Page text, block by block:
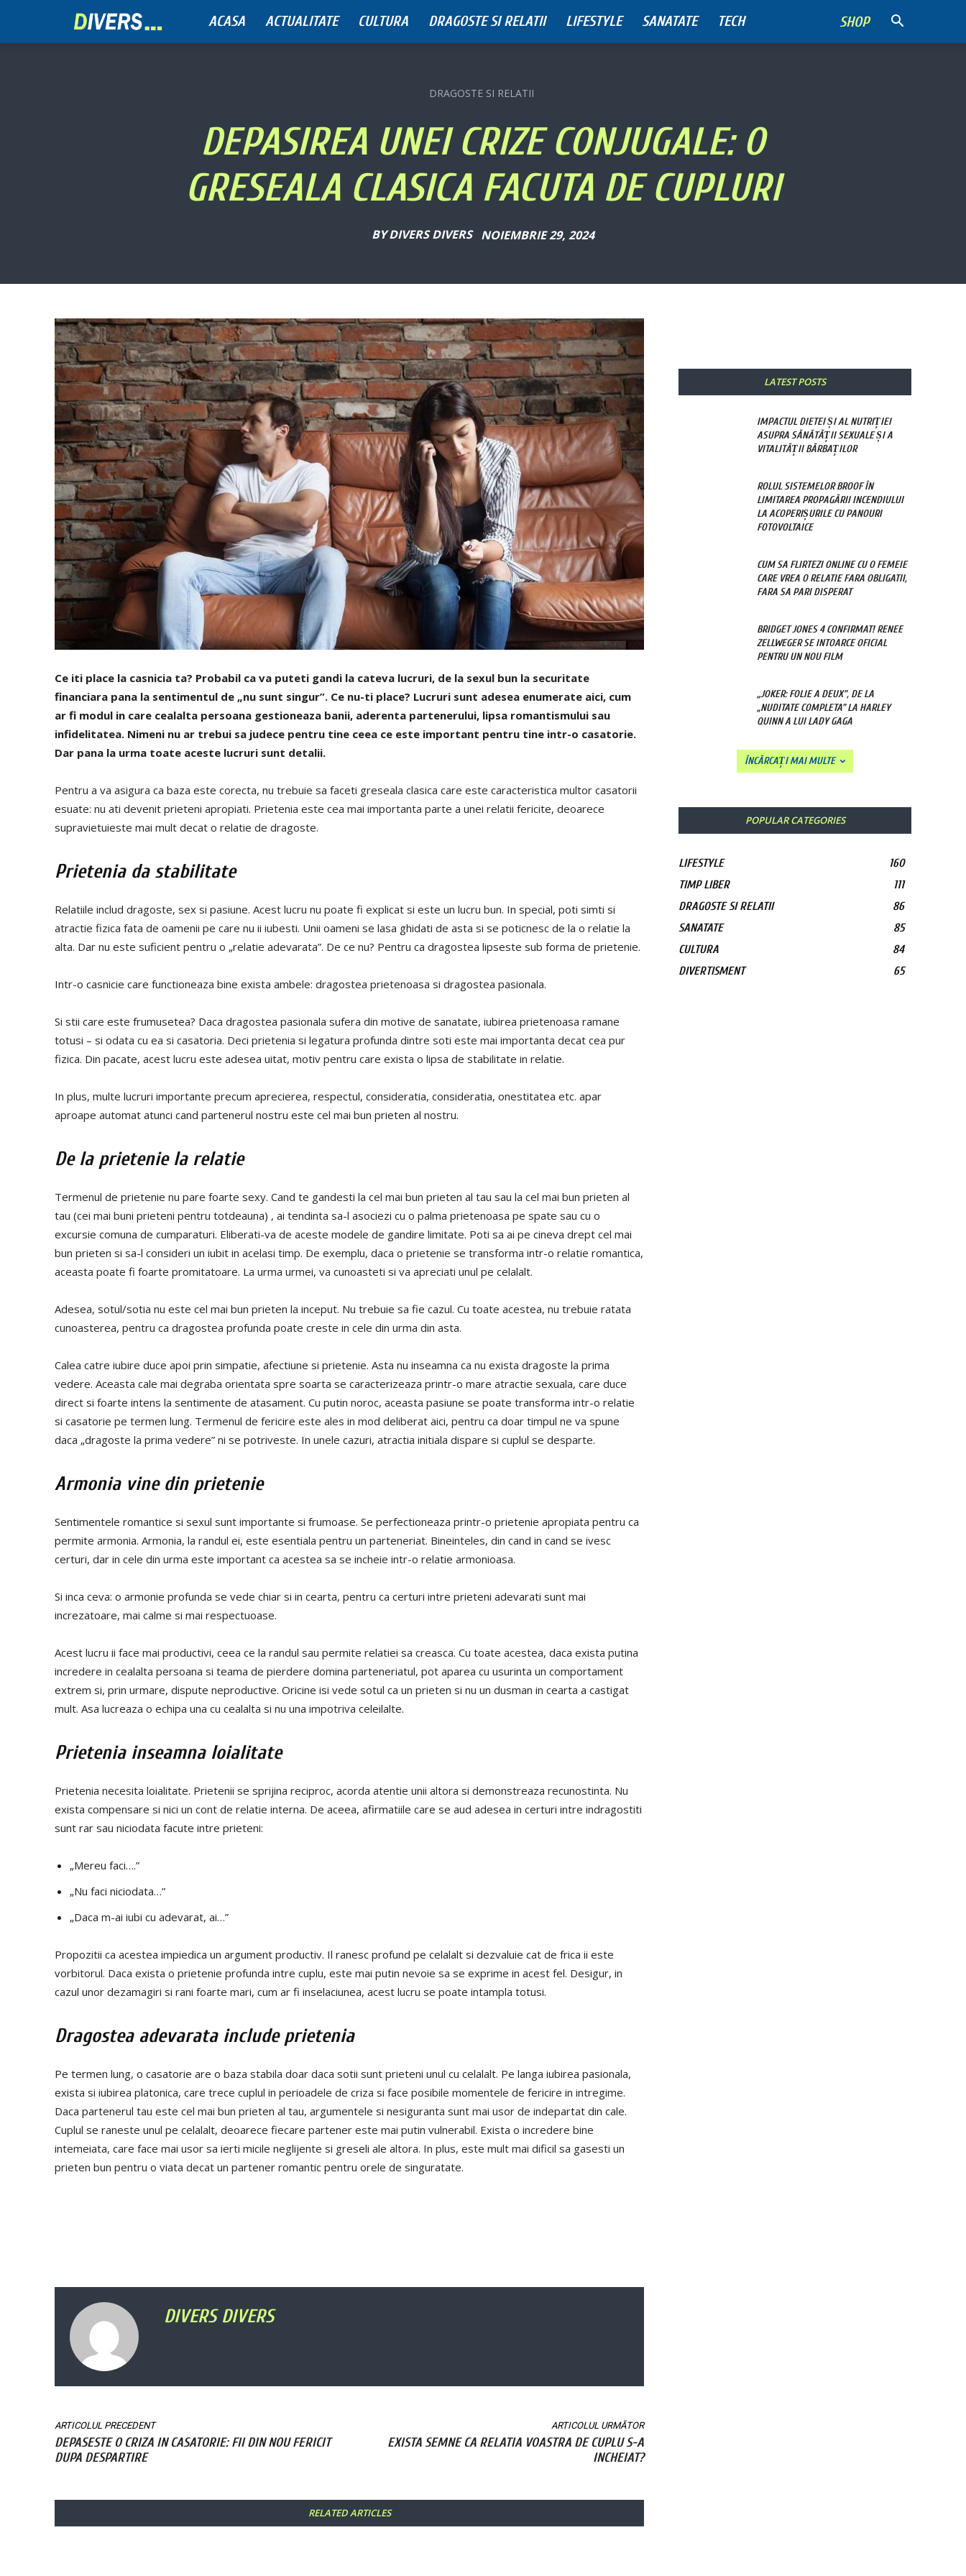
SHOP
ACASA ACTUALITATE CULTURA DRAGOSTE SI RELATII LIFESTYLE SANATATE TECH
DRAGOSTE SI RELATII
DEPASIREA UNEI CRIZE CONJUGALE: O
GRESEALA CLASICA FACUTA DE CUPLURI
BYDIVERS DIVERS NOIEMBRIE 29, 2024
Ce iti place la casnicia ta? Probabil ca va puteti gandi la cateva lucruri, de la sexul bun la securitate
financiara pana la sentimentul de „nu sunt singur”. Ce nu-ti place? Lucruri sunt adesea enumerate aici, cum
ar fi modul in care cealalta persoana gestioneaza banii, aderenta partenerului, lipsa romantismului sau
infidelitatea. Nimeni nu ar trebui sa judece pentru tine ceea ce este important pentru tine intr-o casatorie.
Dar pana la urma toate aceste lucruri sunt detalii.
Pentru a va asigura ca baza este corecta, nu trebuie sa faceti greseala clasica care este caracteristica multor casatorii
esuate: nu ati devenit prieteni apropiati. Prietenia este cea mai importanta parte a unei relatii fericite, deoarece
supravietuieste mai mult decat o relatie de dragoste.
Prietenia da stabilitate
Relatiile includ dragoste, sex si pasiune. Acest lucru nu poate fi explicat si este un lucru bun. In special, poti simti si
atractie fizica fata de oamenii pe care nu ii iubesti. Unii oameni se lasa ghidati de asta si se poticnesc de la o relatie la
alta. Dar nu este suficient pentru o „relatie adevarata”. De ce nu? Pentru ca dragostea lipseste sub forma de prietenie.
Intr-o casnicie care functioneaza bine exista ambele: dragostea prietenoasa si dragostea pasionala.
Si stii care este frumusetea? Daca dragostea pasionala sufera din motive de sanatate, iubirea prietenoasa ramane
totusi – si odata cu ea si casatoria. Deci prietenia si legatura profunda dintre soti este mai importanta decat cea pur
fizica. Din pacate, acest lucru este adesea uitat, motiv pentru care exista o lipsa de stabilitate in relatie.
In plus, multe lucruri importante precum aprecierea, respectul, consideratia, consideratia, onestitatea etc. apar
aproape automat atunci cand partenerul nostru este cel mai bun prieten al nostru.
De la prietenie la relatie
Termenul de prietenie nu pare foarte sexy. Cand te gandesti la cel mai bun prieten al tau sau la cel mai bun prieten al
tau (cei mai buni prieteni pentru totdeauna) , ai tendinta sa-l asociezi cu o palma prietenoasa pe spate sau cu o
excursie comuna de cumparaturi. Eliberati-va de aceste modele de gandire limitate. Poti sa ai pe cineva drept cel mai
bun prieten si sa-l consideri un iubit in acelasi timp. De exemplu, daca o prietenie se transforma intr-o relatie romantica,
aceasta poate fi foarte promitatoare. La urma urmei, va cunoasteti si va apreciati unul pe celalalt.
Adesea, sotul/sotia nu este cel mai bun prieten la inceput. Nu trebuie sa fie cazul. Cu toate acestea, nu trebuie ratata
cunoasterea, pentru ca dragostea profunda poate creste in cele din urma din asta.
Calea catre iubire duce apoi prin simpatie, afectiune si prietenie. Asta nu inseamna ca nu exista dragoste la prima
vedere. Aceasta cale mai degraba orientata spre soarta se caracterizeaza printr-o mare atractie sexuala, care duce
direct si foarte intens la sentimente de atasament. Cu putin noroc, aceasta pasiune se poate transforma intr-o relatie
si casatorie pe termen lung. Termenul de fericire este ales in mod deliberat aici, pentru ca doar timpul ne va spune
daca „dragoste la prima vedere” ni se potriveste. In unele cazuri, atractia initiala dispare si cuplul se desparte.
Armonia vine din prietenie
Sentimentele romantice si sexul sunt importante si frumoase. Se perfectioneaza printr-o prietenie apropiata pentru ca
permite armonia. Armonia, la randul ei, este esentiala pentru un parteneriat. Bineinteles, din cand in cand se ivesc
certuri, dar in cele din urma este important ca acestea sa se incheie intr-o relatie armonioasa.
Si inca ceva: o armonie profunda se vede chiar si in cearta, pentru ca certuri intre prieteni adevarati sunt mai
increzatoare, mai calme si mai respectuoase.
Acest lucru ii face mai productivi, ceea ce la randul sau permite relatiei sa creasca. Cu toate acestea, daca exista putina
incredere in cealalta persoana si teama de pierdere domina parteneriatul, pot aparea cu usurinta un comportament
extrem si, prin urmare, dispute neproductive. Oricine isi vede sotul ca un prieten si nu un dusman in cearta a castigat
mult. Asa lucreaza o echipa una cu cealalta si nu una impotriva celeilalte.
Prietenia inseamna loialitate
Prietenia necesita loialitate. Prietenii se sprijina reciproc, acorda atentie unii altora si demonstreaza recunostinta. Nu
exista compensare si nici un cont de relatie interna. De aceea, afirmatiile care se aud adesea in certuri intre indragostiti
sunt rar sau niciodata facute intre prieteni:
„Mereu faci….”
„Nu faci niciodata…”
„Daca m-ai iubi cu adevarat, ai…”
Propozitii ca acestea impiedica un argument productiv. Il ranesc profund pe celalalt si dezvaluie cat de frica ii este
vorbitorul. Daca exista o prietenie profunda intre cuplu, este mai putin nevoie sa se exprime in acest fel. Desigur, in
cazul unor dezamagiri si rani foarte mari, cum ar fi inselaciunea, acest lucru se poate intampla totusi.
Dragostea adevarata include prietenia
Pe termen lung, o casatorie are o baza stabila doar daca sotii sunt prieteni unul cu celalalt. Pe langa iubirea pasionala,
exista si iubirea platonica, care trece cuplul in perioadele de criza si face posibile momentele de fericire in intregime.
Daca partenerul tau este cel mai bun prieten al tau, argumentele si nesiguranta sunt mai usor de indepartat din cale.
Cuplul se raneste unul pe celalalt, deoarece fiecare partener este mai putin vulnerabil. Exista o incredere bine
intemeiata, care face mai usor sa ierti micile neglijente si greseli ale altora. In plus, este mult mai dificil sa gasesti un
prieten bun pentru o viata decat un partener romantic pentru orele de singuratate.
DIVERS DIVERS
ARTICOLUL PRECEDENT
DEPASESTE O CRIZA IN CASATORIE: FII DIN NOU FERICIT
DUPA DESPARTIRE
ARTICOLUL URMĂTOR
EXISTA SEMNE CA RELATIA VOASTRA DE CUPLU S-A
INCHEIAT?
RELATED ARTICLES
LATEST POSTS
IMPACTUL DIETEI ȘI AL NUTRIȚIEI
ASUPRA SĂNĂTĂȚII SEXUALE ȘI A
VITALITĂȚII BĂRBAȚILOR
ROLUL SISTEMELOR BROOF ÎN
LIMITAREA PROPAGĂRII INCENDIULUI
LA ACOPERIȘURILE CU PANOURI
FOTOVOLTAICE
CUM SA FLIRTEZI ONLINE CU O FEMEIE
CARE VREA O RELATIE FARA OBLIGATII,
FARA SA PARI DISPERAT
BRIDGET JONES 4 CONFIRMAT! RENEE
ZELLWEGER SE INTOARCE OFICIAL
PENTRU UN NOU FILM
„JOKER: FOLIE A DEUX”, DE LA
„NUDITATE COMPLETA” LA HARLEY
QUINN A LUI LADY GAGA
ÎNCĂRCAȚI MAI MULTE
POPULAR CATEGORIES
LIFESTYLE
160
TIMP LIBER
111
DRAGOSTE SI RELATII
86
SANATATE
85
CULTURA
84
DIVERTISMENT
65